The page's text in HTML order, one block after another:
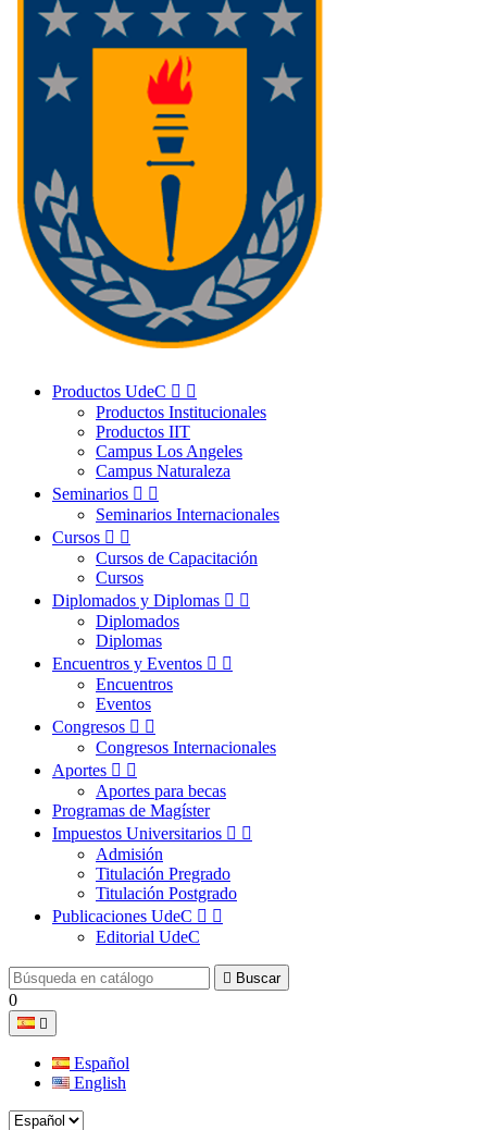
Productos UdeC  
Productos Institucionales
Productos IIT
Campus Los Angeles
Campus Naturaleza
Seminarios  
Seminarios Internacionales
Cursos  
Cursos de Capacitación
Cursos
Diplomados y Diplomas  
Diplomados
Diplomas
Encuentros y Eventos  
Encuentros
Eventos
Congresos  
Congresos Internacionales
Aportes  
Aportes para becas
Programas de Magíster
Impuestos Universitarios  
Admisión
Titulación Pregrado
Titulación Postgrado
Publicaciones UdeC  
Editorial UdeC
 Buscar
0

Español
English